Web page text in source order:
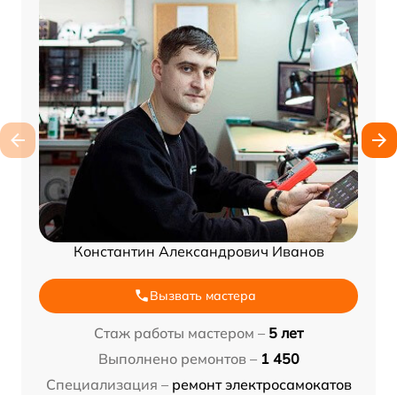
Константин Александрович Иванов
Вызвать мастера
Стаж работы мастером – 5 лет
Выполнено ремонтов – 1 450
Специализация – ремонт электросамокатов